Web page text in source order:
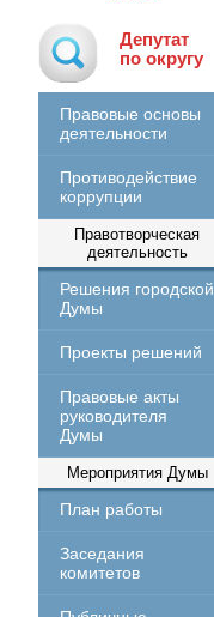
Депутат
по округу
Правовые основы
деятельности
Противодействие
коррупции
Правотворческая
деятельность
Решения городской
Думы
Проекты решений
Правовые акты
руководителя
Думы
Мероприятия Думы
План работы
Заседания
комитетов